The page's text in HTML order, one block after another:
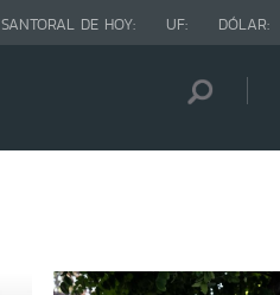
SANTORAL DE HOY: UF: DÓLAR: